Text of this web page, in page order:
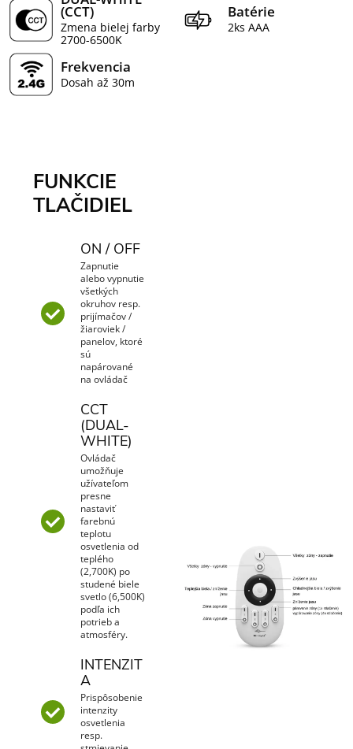
(CCT)
Zmena bielej farby
2700-6500K
Batérie
2ks AAA
Frekvencia
Dosah až 30m
FUNKCIE
TLAČIDIEL
ON / OFF
Zapnutie
alebo vypnutie
všetkých
okruhov resp.
prijímačov /
žiaroviek /
panelov, ktoré
sú
napárované
na ovládač
CCT
(DUAL-
WHITE)
Ovládač
umožňuje
užívateľom
presne
nastaviť
farebnú
teplotu
osvetlenia od
teplého
(2,700K) po
studené biele
svetlo (6,500K)
podľa ich
potrieb a
atmosféry.
INTENZIT
A
Prispôsobenie
intenzity
osvetlenia
resp.